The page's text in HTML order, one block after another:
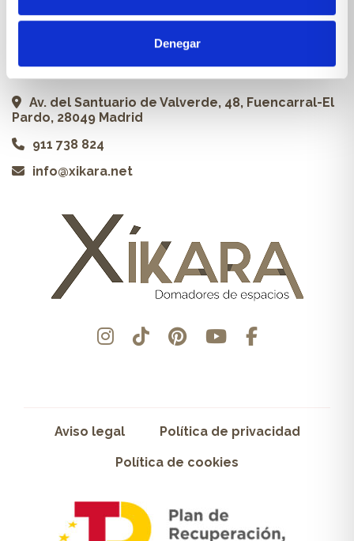
Denegar
Contacto
Xikara | Tienda de muebles
Av. del Santuario de Valverde, 48, Fuencarral-El
Pardo, 28049 Madrid
911 738 824
info@xikara.net
Aviso legal Política de privacidad
Política de cookies